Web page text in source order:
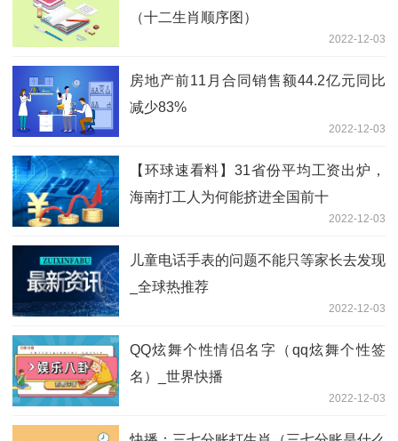
（十二生肖顺序图）
2022-12-03
房地产前11月合同销售额44.2亿元同比
减少83%
2022-12-03
【环球速看料】31省份平均工资出炉，
海南打工人为何能挤进全国前十
2022-12-03
儿童电话手表的问题不能只等家长去发现
_全球热推荐
2022-12-03
QQ炫舞个性情侣名字（qq炫舞个性签
名）_世界快播
2022-12-03